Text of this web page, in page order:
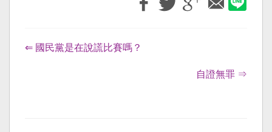
⇐ 國民黨是在說謊比賽嗎？
自證無罪 ⇒